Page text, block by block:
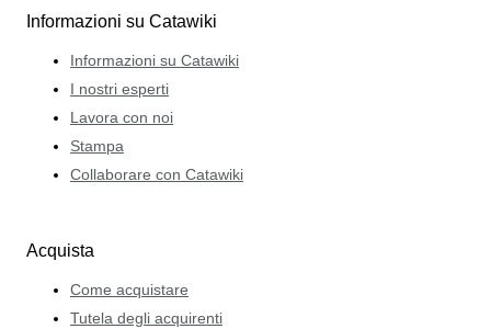
Informazioni su Catawiki
Informazioni su Catawiki
I nostri esperti
Lavora con noi
Stampa
Collaborare con Catawiki
Acquista
Come acquistare
Tutela degli acquirenti